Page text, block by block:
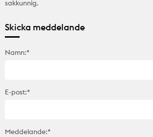
sakkunnig.
Skicka meddelande
Namn:*
E-post:*
Meddelande:*